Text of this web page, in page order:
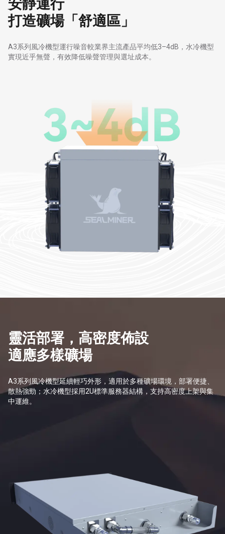
安靜運行
打造礦場「舒適區」
A3系列風冷機型運行噪音較業界主流產品平均低3–4dB，水冷機型
實現近乎無聲，有效降低噪聲管理與選址成本。
靈活部署，高密度佈設
適應多樣礦場
A3系列風冷機型延續輕巧外形，適用於多種礦場環境，部署便捷、
散熱強勁；水冷機型採用2U標準服務器結構，支持高密度上架與集
中運維。